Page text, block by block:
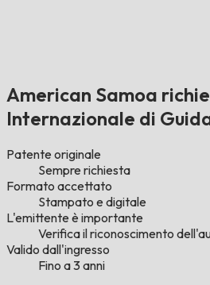
American Samoa
Internazionale di
Patente originale
Sempre richiesta
Formato accettato
Stampato e digitale
L'emittente è importante
Verifica il riconoscimento
Valido dall'ingresso
Fino a 3 anni